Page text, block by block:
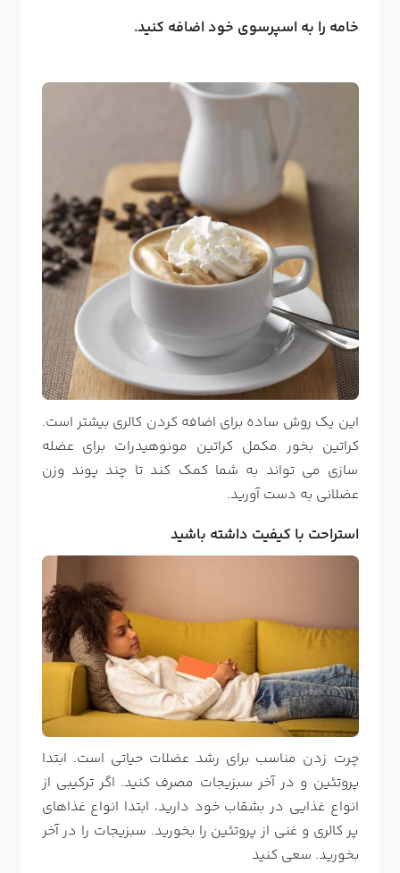
خامه را به اسپرسوی خود اضافه کنید.
این یک روش ساده برای اضافه کردن کالری بیشتر است.
کراتین بخور مکمل کراتین مونوهیدرات برای عضله
سازی می تواند به شما کمک کند تا چند پوند وزن
عضلانی به دست آورید.
استراحت با کیفیت داشته باشید
چرت زدن مناسب برای رشد عضلات حیاتی است. ابتدا
پروتئین و در آخر سبزیجات مصرف کنید. اگر ترکیبی از
انواع غذایی در بشقاب خود دارید، ابتدا انواع غذاهای
پر کالری و غنی از پروتئین را بخورید. سبزیجات را در آخر
بخورید. سعی کنید